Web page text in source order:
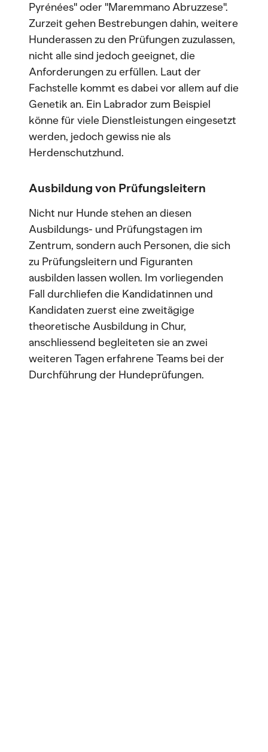
Pyrénées" oder "Maremmano Abruzzese".
Zurzeit gehen Bestrebungen dahin, weitere
Hunderassen zu den Prüfungen zuzulassen,
nicht alle sind jedoch geeignet, die
Anforderungen zu erfüllen. Laut der
Fachstelle kommt es dabei vor allem auf die
Genetik an. Ein Labrador zum Beispiel
könne für viele Dienstleistungen eingesetzt
werden, jedoch gewiss nie als
Herdenschutzhund.
Ausbildung von Prüfungsleitern
Nicht nur Hunde stehen an diesen
Ausbildungs- und Prüfungstagen im
Zentrum, sondern auch Personen, die sich
zu Prüfungsleitern und Figuranten
ausbilden lassen wollen. Im vorliegenden
Fall durchliefen die Kandidatinnen und
Kandidaten zuerst eine zweitägige
theoretische Ausbildung in Chur,
anschliessend begleiteten sie an zwei
weiteren Tagen erfahrene Teams bei der
Durchführung der Hundeprüfungen.